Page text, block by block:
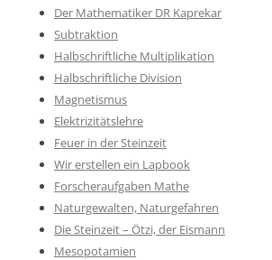
Der Mathematiker DR Kaprekar
Subtraktion
Halbschriftliche Multiplikation
Halbschriftliche Division
Magnetismus
Elektrizitätslehre
Feuer in der Steinzeit
Wir erstellen ein Lapbook
Forscheraufgaben Mathe
Naturgewalten, Naturgefahren
Die Steinzeit – Ötzi, der Eismann
Mesopotamien